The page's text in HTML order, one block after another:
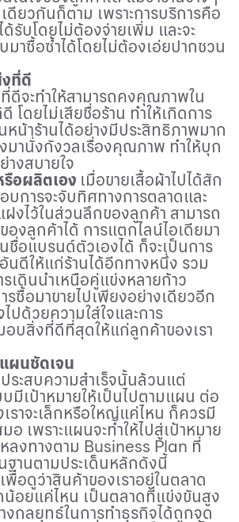
ดียวกันก็ตาม เพราะการบริการคือ
รับโดยไม่ต้องจ่ายเพิ่ม และจะ
มาซื้อซ้ำได้โดยไม่ต้องเอ่ยปากชวน
งที่ดี
ดีจะทำให้สามารถคงคุณภาพใน
โดยไม่เสียชื่อร้าน ทำให้เกิดการ
หน้าร้านได้อย่างมีประสิทธิภาพมาก
มานั่งกังวลเรื่องคุณภาพ ทำให้บุก
างสบายใจ
อผลิตเอง เมื่อขายเสื้อผ้าไปได้สัก
บการจะจับทิศทางการตลาดและ
งไว้ในส่วนลึกของลูกค้า สามารถ
ของลูกค้าได้ การแตกไลน์ไอเดียมา
ชื่อแบรนด์ตัวเองได้ ก็จะเป็นการ
ดีให้แก่ร้านได้อีกทางหนึ่ง รวม
รเดินนำเหนือคู่แข่งหลายก้าว
ารซื้อมาขายไปเพียงอย่างเดียวอีก
ปด้วยความใส่ใจและการ
อบสิ่งที่ดีที่สุดให้แก่ลูกค้าของเรา
ผนชัดเจน
ระสบความสำเร็จนั้นล้วนแต่
มีเป้าหมายให้เป็นไปตามแผน ต่อ
เราจะเล็กหรือใหญ่แค่ไหน ก็ควรมี
อ เพราะแผนจะทำให้ไปสู่เป้าหมาย
ลงทางตาม Business Plan ที่
านตามประเด็นหลักดังนี้
พื่อดูว่าสินค้าของเราอยู่ในตลาด
น้อยแค่ไหน เป็นตลาดที่แข่งขันสูง
งกลยุทธ์ในการทำธุรกิจได้ถูกจุด